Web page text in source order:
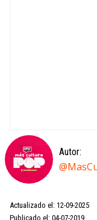
Autor:
Actualizado el: 12-09-2025
Publicado el: 04-07-2019